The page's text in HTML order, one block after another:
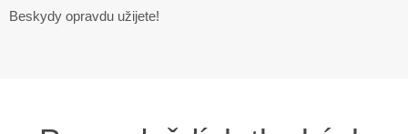
Beskydy opravdu užijete!